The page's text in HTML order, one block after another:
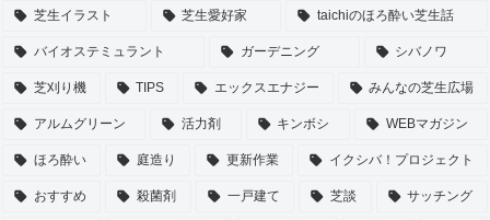
芝生イラスト 芝生愛好家 taichiのほろ酔い芝生話
バイオステミュラント ガーデニング シバノワ
芝刈り機 TIPS エックスエナジー みんなの芝生広場
アルムグリーン 活力剤 キンボシ WEBマガジン
ほろ酔い 庭造り 更新作業 イクシバ！プロジェクト
おすすめ 殺菌剤 一戸建て 芝談 サッチング